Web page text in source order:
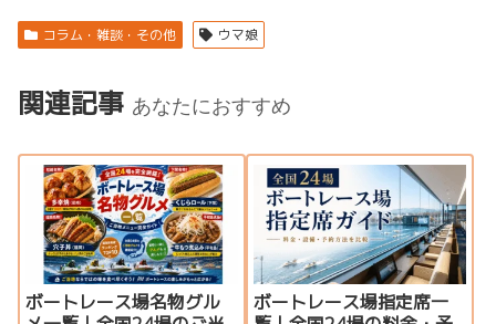
コラム・雑談・その他 ウマ娘
関連記事 あなたにおすすめ
ボートレース場名物グル
ボートレース場指定席一